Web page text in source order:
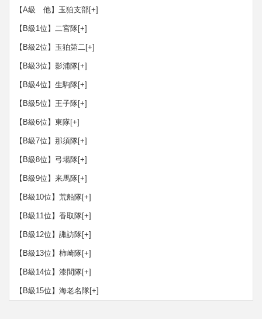
【A級 他】玉狛支部[+]
【B級1位】二宮隊[+]
【B級2位】玉狛第二[+]
【B級3位】影浦隊[+]
【B級4位】生駒隊[+]
【B級5位】王子隊[+]
【B級6位】東隊[+]
【B級7位】那須隊[+]
【B級8位】弓場隊[+]
【B級9位】来馬隊[+]
【B級10位】荒船隊[+]
【B級11位】香取隊[+]
【B級12位】諏訪隊[+]
【B級13位】柿崎隊[+]
【B級14位】漆間隊[+]
【B級15位】海老名隊[+]